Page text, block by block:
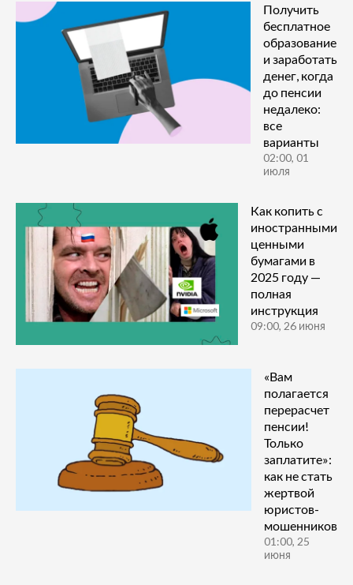
Получить
бесплатное
образование
и заработать
денег, когда
до пенсии
недалеко:
все
варианты
02:00, 01
июля
Как копить с
иностранными
ценными
бумагами в
2025 году —
полная
инструкция
09:00, 26 июня
«Вам
полагается
перерасчет
пенсии!
Только
заплатите»:
как не стать
жертвой
юристов-
мошенников
01:00, 25
июня